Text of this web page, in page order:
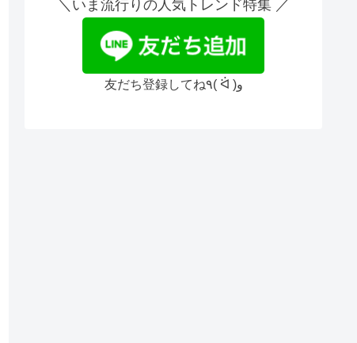
＼いま流行りの人気トレンド特集 ／
友だち登録してね٩( ᐛ )و